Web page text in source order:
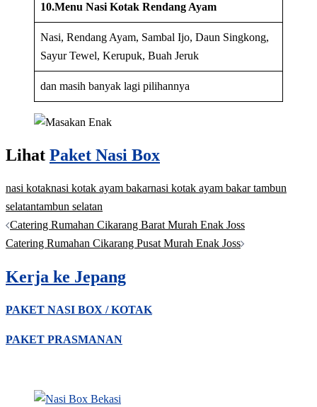
10.Menu Nasi Kotak Rendang Ayam
Nasi, Rendang Ayam, Sambal Ijo, Daun Singkong,
Sayur Tewel, Kerupuk, Buah Jeruk
dan masih banyak lagi pilihannya
Lihat Paket Nasi Box
nasi kotaknasi kotak ayam bakarnasi kotak ayam bakar tambun
selatantambun selatan
Post
navigation
Catering Rumahan Cikarang Barat Murah Enak Joss
Catering Rumahan Cikarang Pusat Murah Enak Joss
Kerja ke Jepang
PAKET NASI BOX / KOTAK
PAKET PRASMANAN